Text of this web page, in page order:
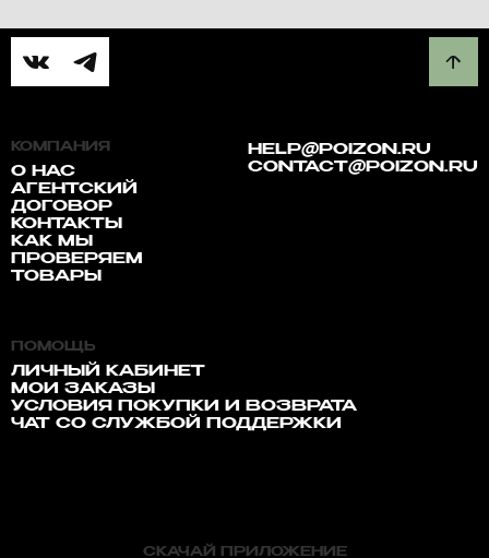
КОМПАНИЯ
О НАС
АГЕНТСКИЙ
ДОГОВОР
КОНТАКТЫ
КАК МЫ
ПРОВЕРЯЕМ
ТОВАРЫ
HELP@POIZON.RU
CONTACT@POIZON.RU
ПОМОЩЬ
ЛИЧНЫЙ КАБИНЕТ
МОИ ЗАКАЗЫ
УСЛОВИЯ ПОКУПКИ И ВОЗВРАТА
ЧАТ СО СЛУЖБОЙ ПОДДЕРЖКИ
СКАЧАЙ ПРИЛОЖЕНИЕ